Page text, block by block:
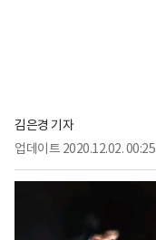
김은경 기자
업데이트 2020.12.02. 00:25